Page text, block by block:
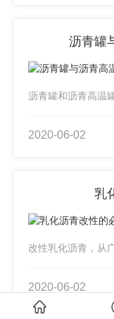
沥青罐
沥青罐和沥青高温
2020-06-02
乳
改性乳化沥青，从
2020-06-02